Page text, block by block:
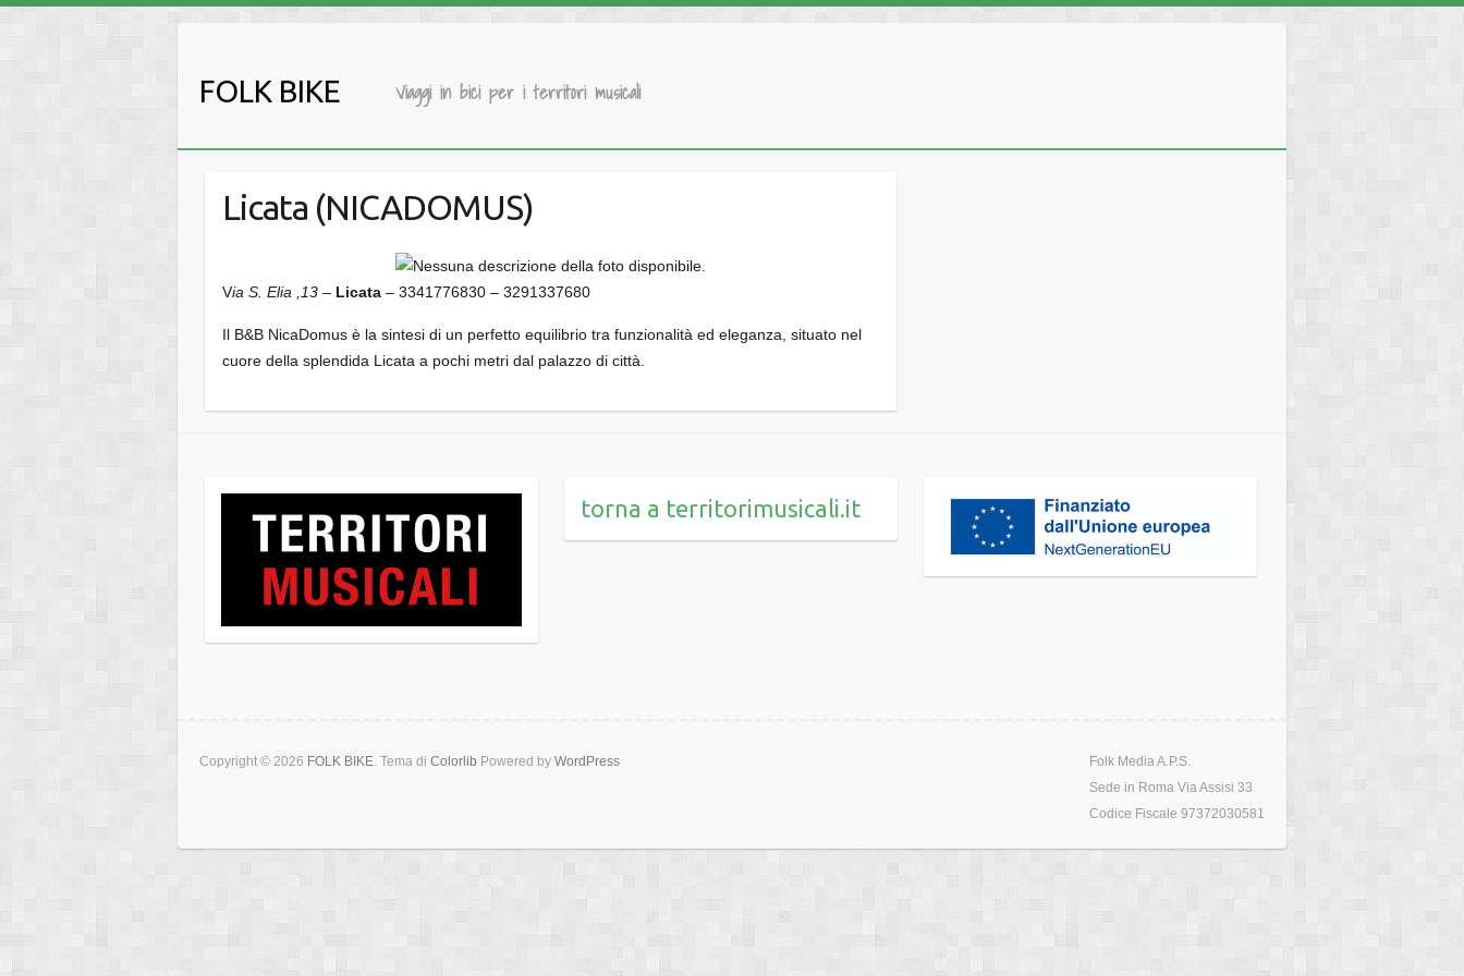
contenuto
FOLK BIKE Viaggi in bici per i territori musicali
Licata (NICADOMUS)
Via S. Elia ,13 – Licata – 3341776830 – 3291337680
Il B&B NicaDomus è la sintesi di un perfetto equilibrio tra funzionalità ed eleganza, situato nel
cuore della splendida Licata a pochi metri dal palazzo di città.
torna a territorimusicali.it
Copyright © 2026 FOLK BIKE. Tema di Colorlib Powered by WordPress
Folk Media A.P.S.
Sede in Roma Via Assisi 33
Codice Fiscale 97372030581